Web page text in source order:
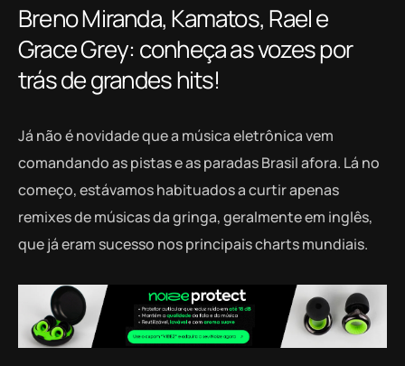
Breno Miranda, Kamatos, Rael e
Grace Grey: conheça as vozes por
trás de grandes hits!
Já não é novidade que a música eletrônica vem
comandando as pistas e as paradas Brasil afora. Lá no
começo, estávamos habituados a curtir apenas
remixes de músicas da gringa, geralmente em inglês,
que já eram sucesso nos principais charts mundiais.